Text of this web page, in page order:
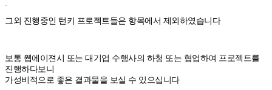
그외 진행중인 턴키 프로젝트들은 항목에서 제외하였습니다
보통 웹에이젼시 또는 대기업 수행사의 하청 또는 협업하여 프로젝트를
진행하다보니
가성비적으로 좋은 결과물을 보실 수 있으십니다